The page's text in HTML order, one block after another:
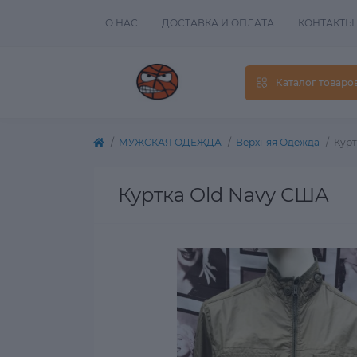
О НАС ДОСТАВКА И ОПЛАТА КОНТАКТЫ
Каталог
МУЖСКАЯ ОДЕЖДА Верхняя Одежда
Куртка Old Navy США